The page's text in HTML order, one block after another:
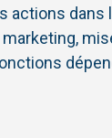
actions dans